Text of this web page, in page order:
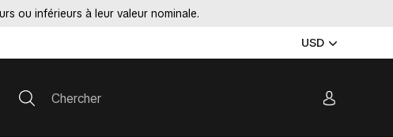
ou inférieurs à leur valeur nominale.
USD